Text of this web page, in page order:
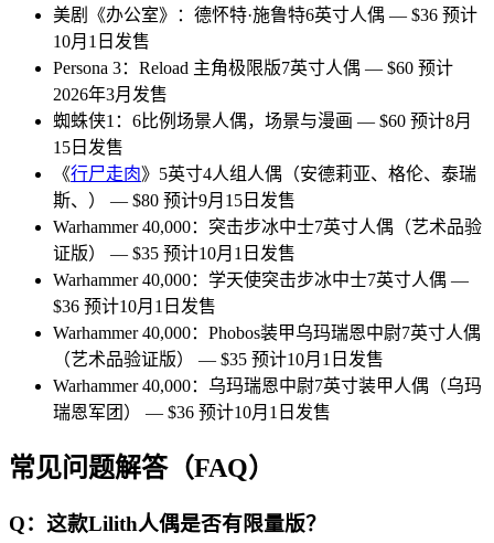
美剧《办公室》：德怀特·施鲁特6英寸人偶 — $36 预计
10月1日发售
Persona 3：Reload 主角极限版7英寸人偶 — $60 预计
2026年3月发售
蜘蛛侠1：6比例场景人偶，场景与漫画 — $60 预计8月
15日发售
《行尸走肉》5英寸4人组人偶（安德莉亚、格伦、泰瑞
斯、） — $80 预计9月15日发售
Warhammer 40,000：突击步冰中士7英寸人偶（艺术品验
证版） — $35 预计10月1日发售
Warhammer 40,000：学天使突击步冰中士7英寸人偶 —
$36 预计10月1日发售
Warhammer 40,000：Phobos装甲乌玛瑞恩中尉7英寸人偶
（艺术品验证版） — $35 预计10月1日发售
Warhammer 40,000：乌玛瑞恩中尉7英寸装甲人偶（乌玛
瑞恩军团） — $36 预计10月1日发售
常见问题解答（FAQ）
Q：这款Lilith人偶是否有限量版？